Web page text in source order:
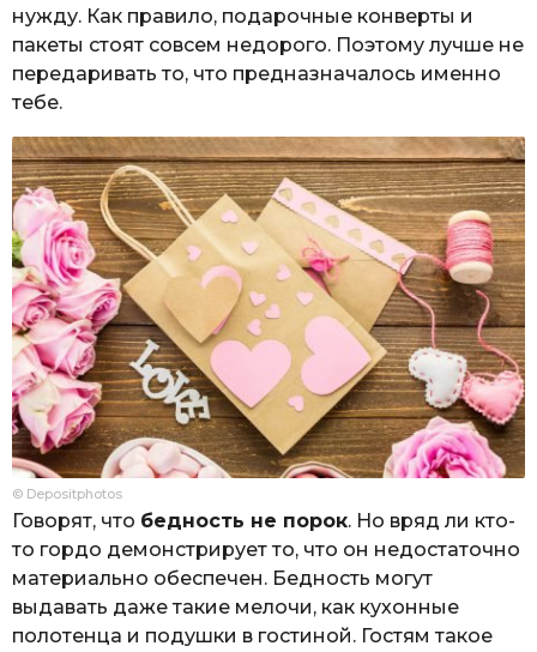
нужду. Как правило, подарочные конверты и
пакеты стоят совсем недорого. Поэтому лучше не
передаривать то, что предназначалось именно
тебе.
© Depositphotos
Говорят, что бедность не порок. Но вряд ли кто-
то гордо демонстрирует то, что он недостаточно
материально обеспечен. Бедность могут
выдавать даже такие мелочи, как кухонные
полотенца и подушки в гостиной. Гостям такое